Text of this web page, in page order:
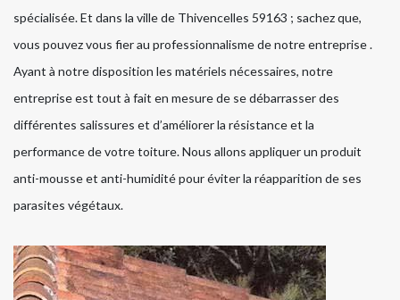
spécialisée. Et dans la ville de Thivencelles 59163 ; sachez que,
vous pouvez vous fier au professionnalisme de notre entreprise .
Ayant à notre disposition les matériels nécessaires, notre
entreprise est tout à fait en mesure de se débarrasser des
différentes salissures et d’améliorer la résistance et la
performance de votre toiture. Nous allons appliquer un produit
anti-mousse et anti-humidité pour éviter la réapparition de ses
parasites végétaux.